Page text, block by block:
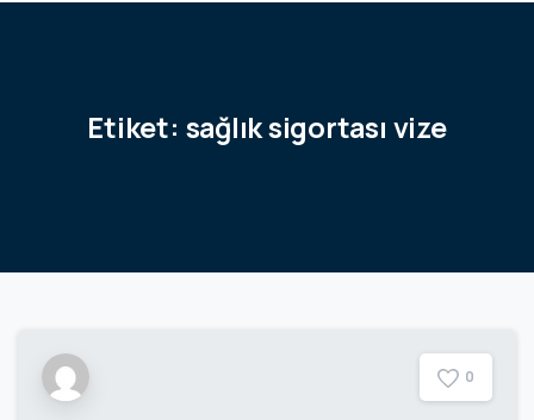
Etiket: sağlıksigortası vize
0